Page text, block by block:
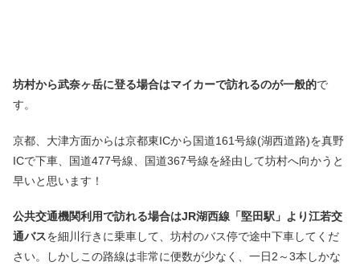
坊村から武奈ヶ岳に登る場合はマイカーで訪れるのが一般的で
す。
京都、大津方面からは京都東ICから国道161号線(湖西道路)を真野
ICで下車、国道477号線、国道367号線を経由して坊村へ向かうと
早いと思います！
公共交通機関利用で訪れる場合はJR湖西線「堅田駅」より江若交
通バスを細川行きに乗車して、坊村のバス停で途中下車してくだ
さい。しかしこの路線は非常に便数が少なく、一日2～3本しかな